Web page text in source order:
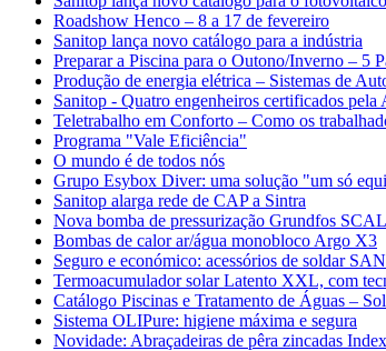
Roadshow Henco – 8 a 17 de fevereiro
Sanitop lança novo catálogo para a indústria
Preparar a Piscina para o Outono/Inverno – 5
Produção de energia elétrica – Sistemas de
Sanitop - Quatro engenheiros certificados pela
Teletrabalho em Conforto – Como os
Programa "Vale Eficiência"
O mundo é de todos nós
Grupo Esybox Diver: uma solução "um só
Sanitop alarga rede de CAP a Sintra
Nova bomba de pressurização Grundfos
Bombas de calor ar/água monobloco Argo X3
Seguro e económico: acessórios de soldar
Termoacumulador solar Latento XXL, com
Catálogo Piscinas e Tratamento de Águas –
Sistema OLIPure: higiene máxima e segura
Novidade: Abraçadeiras de pêra zincadas Index